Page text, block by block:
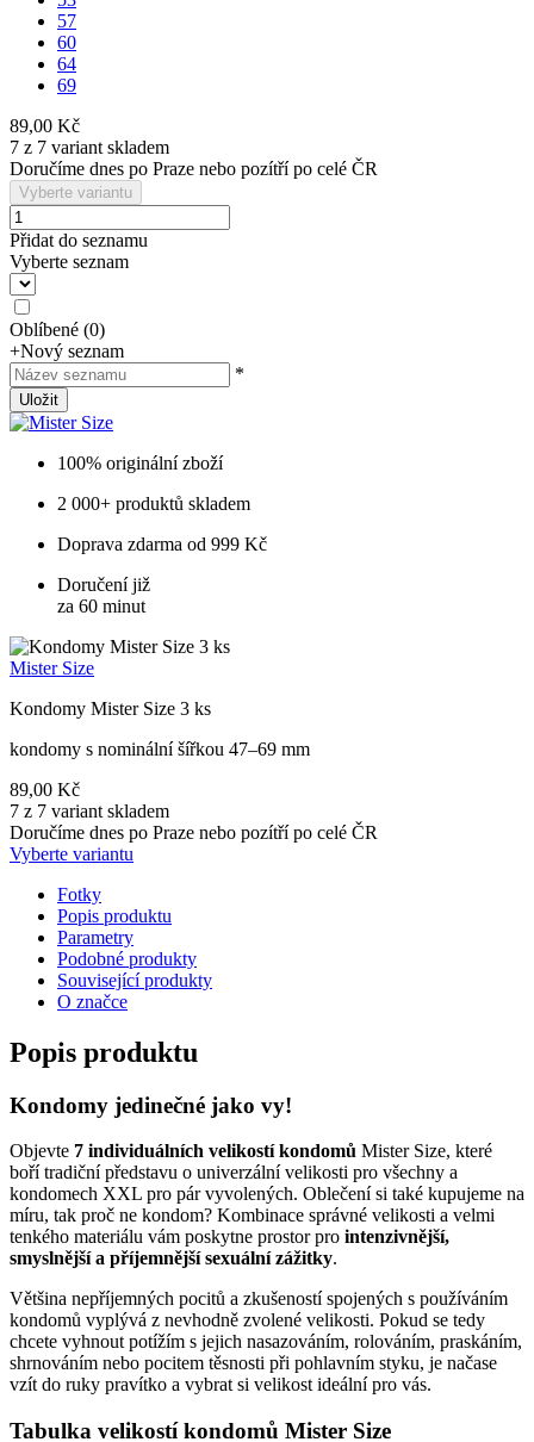
57
60
64
69
89,00 Kč
7 z 7 variant skladem
Doručíme dnes po Praze nebo pozítří po celé ČR
Vyberte variantu
Přidat do seznamu
Vyberte seznam
Oblíbené (0)
+Nový seznam
*
Uložit
100% originální zboží
2 000+ produktů skladem
Doprava zdarma od 999 Kč
Doručení již
za 60 minut
Mister Size
Kondomy Mister Size 3 ks
kondomy s nominální šířkou 47–69 mm
89,00 Kč
7 z 7 variant skladem
Doručíme dnes po Praze nebo pozítří po celé ČR
Vyberte variantu
Fotky
Popis produktu
Parametry
Podobné produkty
Související produkty
O značce
Popis produktu
Kondomy jedinečné jako vy!
Objevte 7 individuálních velikostí kondomů Mister Size, které
boří tradiční představu o univerzální velikosti pro všechny a
kondomech XXL pro pár vyvolených. Oblečení si také kupujeme na
míru, tak proč ne kondom? Kombinace správné velikosti a velmi
tenkého materiálu vám poskytne prostor pro intenzivnější,
smyslnější a příjemnější sexuální zážitky.
Většina nepříjemných pocitů a zkušeností spojených s používáním
kondomů vyplývá z nevhodně zvolené velikosti. Pokud se tedy
chcete vyhnout potížím s jejich nasazováním, rolováním, praskáním,
shrnováním nebo pocitem těsnosti při pohlavním styku, je načase
vzít do ruky pravítko a vybrat si velikost ideální pro vás.
Tabulka velikostí kondomů Mister Size